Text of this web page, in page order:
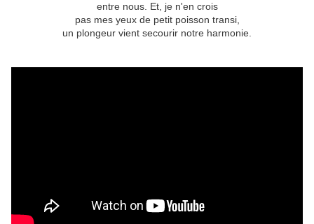
entre nous. Et, je n'en crois
pas mes yeux de petit poisson transi,
un plongeur vient secourir notre harmonie.